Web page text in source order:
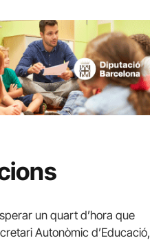
un quart d’hora que
Autonòmic d’Educació,